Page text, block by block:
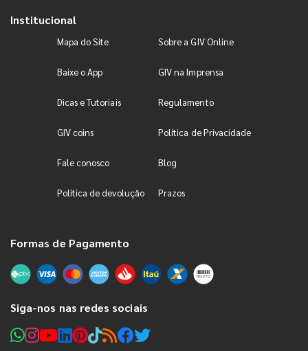
Institucional
Mapa do Site Sobre a GIV Online
Baixe o App GIV na Imprensa
Dicas e Tutoriais Regulamento
GIV coins Política de Privacidade
Fale conosco Blog
Política de devolução Prazos
Formas de Pagamento
Siga-nos nas redes sociais